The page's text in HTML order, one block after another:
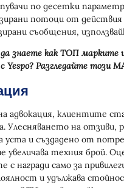
по десетки
потоци от действия
съобщения,
знаете как ТОП марките
Yespo? Разгледайте този
адвокация, клиентите
Улесняването на отзиви,
уста и създадено от
увеличава техния брой.
с награди само за
и удължава